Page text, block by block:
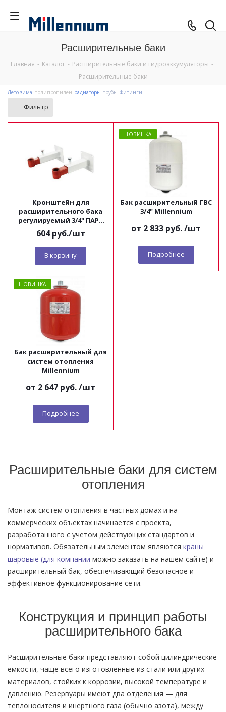
Расширительные баки
Главная - Каталог - Расширительные баки и гидроаккумуляторы -
Расширительные баки
Лето-зима полипропилен радиаторы трубы Фитинги
Фильтр
Кронштейн для
расширительного бака
регулируемый 3/4" ПАРА
(красный) Millennium
604руб./шт
В корзину
НОВИНКА
Бак расширительный ГВС
3/4" Millennium
от 2 833 руб./шт
Подробнее
НОВИНКА
Бак расширительный для
систем отопления
Millennium
от 2 647 руб./шт
Подробнее
Расширительные баки для систем
отопления
Монтаж систем отопления в частных домах и на
коммерческих объектах начинается с проекта,
разработанного с учетом действующих стандартов и
нормативов. Обязательным элементом являются краны
шаровые (для компании можно заказать на нашем сайте) и
расширительный бак, обеспечивающий безопасное и
эффективное функционирование сети.
Конструкция и принцип работы
расширительного бака
Расширительные баки представляют собой цилиндрические
емкости, чаще всего изготовленные из стали или других
материалов, стойких к коррозии, высокой температуре и
давлению. Резервуары имеют два отделения — для
теплоносителя и инертного газа (обычно азота), между